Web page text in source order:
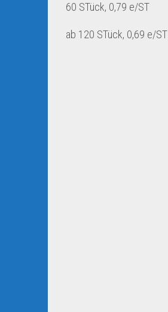
60 STück, 0,79 e/ST
ab 120 STück, 0,69 e/ST